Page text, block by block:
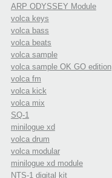
ARP ODYSSEY Module
volca keys
volca bass
volca beats
volca sample
volca sample OK GO edition
volca fm
volca kick
volca mix
SQ-1
minilogue xd
volca drum
volca modular
minilogue xd module
NTS-1 digital kit